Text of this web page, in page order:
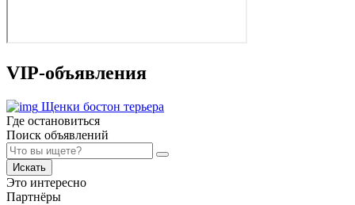
VIP-объявления
Щенки бостон терьера
Где остановиться
Поиск объявлений
Искать
Это интересно
Партнёры